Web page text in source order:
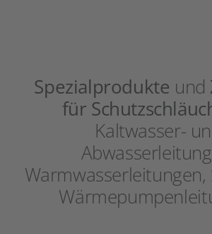
Spezialprodukte und
für
Kaltwasser-
Warmwasserleitungen,